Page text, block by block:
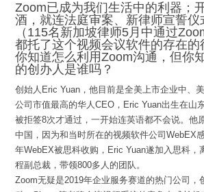
Zoom已成为我们生活中的利器；
酒，就连法庭审案、新律师宣誓仪
（115名新加坡律师5月中通过
都托了这个视频会议软件的存在的
你知道怎么利用Zoom沟通，但你
的创办人是谁吗？
创始人Eric Yuan，他目前是全美上市企业中、
公司市值最高的华人CEO，Eric Yuan出生在山
被拒签8次才通过，一开始连英语都不会说。他
中国，因为和当时所在的视频软件公司WebEX
年WebEX被思科收购，Eric Yuan遂加入思科，
程副总裁，带领800多人的团队。
Zoom无疑是2019年企业服务赛道的热门公司，